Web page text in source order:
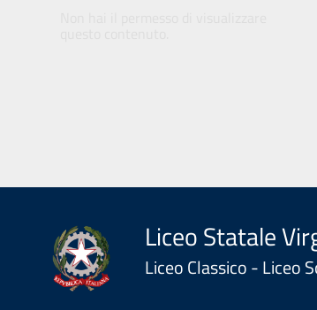
Liceo Statale
Liceo Classico - Liceo